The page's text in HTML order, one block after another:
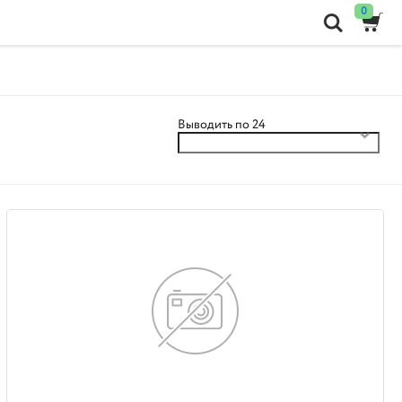
0
Выводить по 24